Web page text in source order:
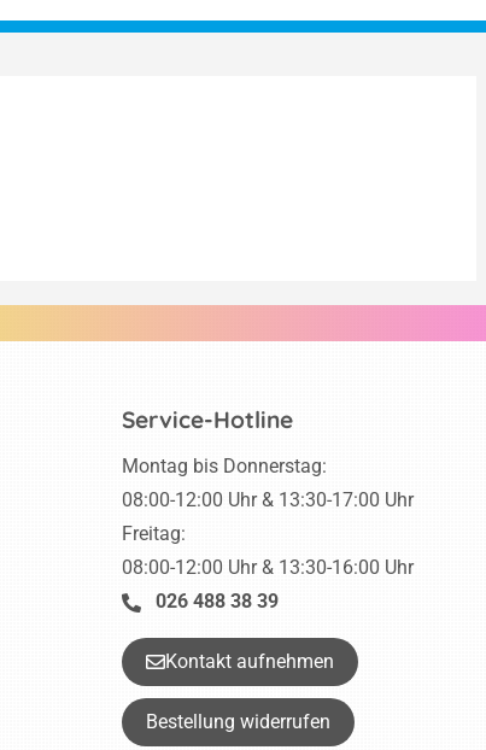
Service-Hotline
Montag bis Donnerstag:
08:00-12:00 Uhr & 13:30-17:00 Uhr
Freitag:
08:00-12:00 Uhr & 13:30-16:00 Uhr
026 488 38 39
Kontakt aufnehmen
Bestellung widerrufen